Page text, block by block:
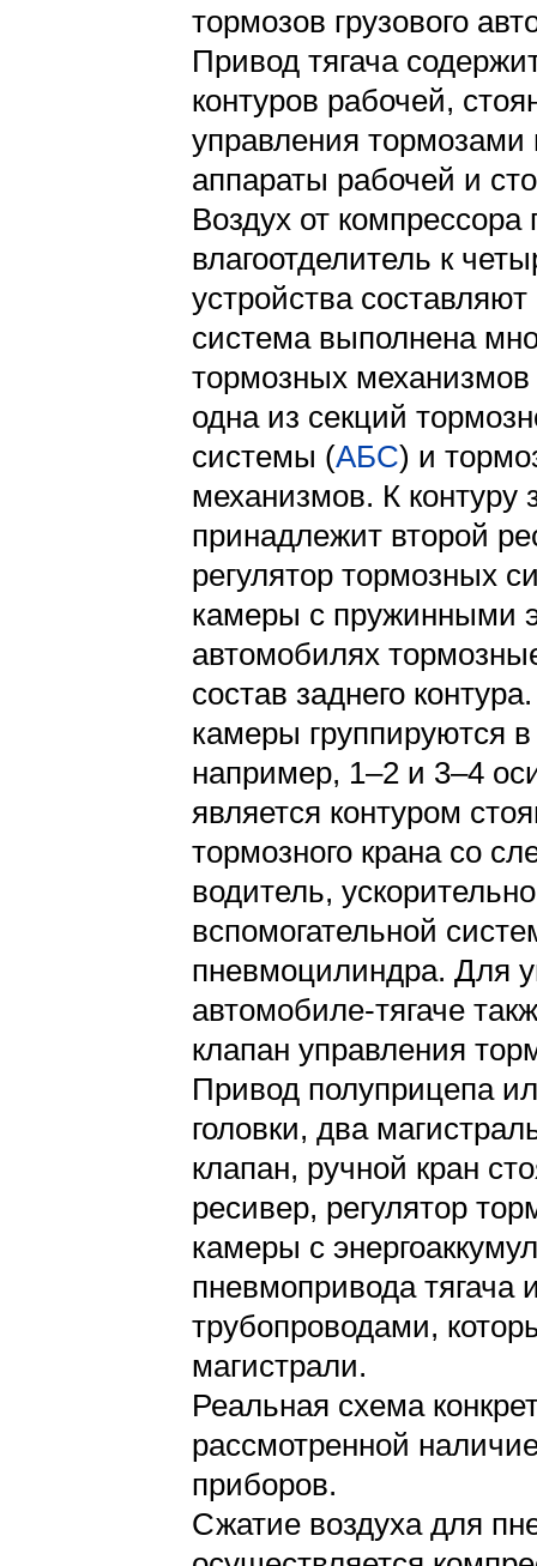
тормозов грузового
Привод тягача
контуров рабочей,
управления
аппараты рабочей и
Воздух от компрессора
влагоотделитель к
устройства
система выполнена
тормозных механизмов
одна из секций
системы (АБС) и
механизмов. К
принадлежит второй
регулятор тормозных
камеры с пружинными
автомобилях
состав заднего
камеры группируются
например, 1–2 и 3–4
является контуром
тормозного крана со
водитель,
вспомогательной
пневмоцилиндра. Для
автомобиле-тягаче
клапан управления
Привод полуприцепа
головки, два
клапан, ручной кран
ресивер, регулятор
камеры с
пневмопривода
трубопроводами,
магистрали.
Реальная схема
рассмотренной
приборов.
Сжатие воздуха для